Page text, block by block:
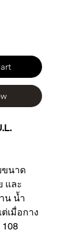
ขนาด
และ
น น้ำ
เมื่อกาง